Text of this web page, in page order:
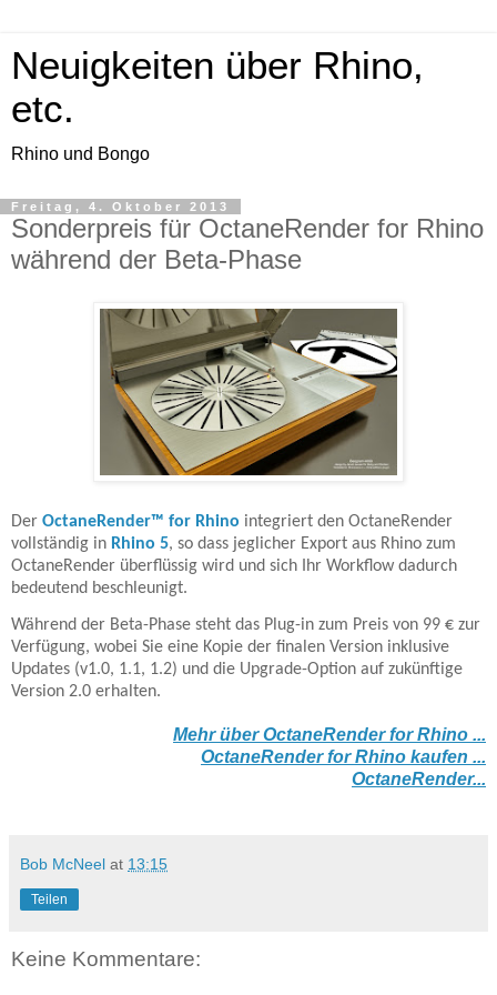
Neuigkeiten über Rhino,
etc.
Rhino und Bongo
Freitag, 4. Oktober 2013
Sonderpreis für OctaneRender for Rhino
während der Beta-Phase
Der OctaneRender™ for Rhino integriert den OctaneRender
vollständig in Rhino 5, so dass jeglicher Export aus Rhino zum
OctaneRender überflüssig wird und sich Ihr Workflow dadurch
bedeutend beschleunigt.
Während der Beta-Phase steht das Plug-in zum Preis von 99 € zur
Verfügung, wobei Sie eine Kopie der finalen Version inklusive
Updates (v1.0, 1.1, 1.2) und die Upgrade-Option auf zukünftige
Version 2.0 erhalten.
Mehr über OctaneRender for Rhino ...
OctaneRender for Rhino kaufen ...
OctaneRender...
Bob McNeel at 13:15
Teilen
Keine Kommentare: